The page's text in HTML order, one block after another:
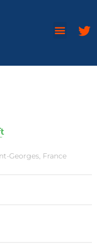
Georges, France